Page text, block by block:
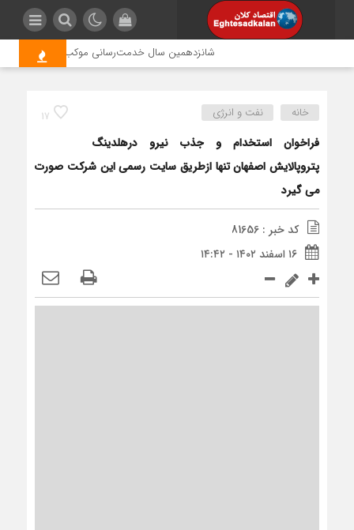
شانزدهمین سال خدمت‌رسانی موکب امام رضا (ع)
17 خانه نفت و انرژی
فراخوان استخدام و جذب نیرو درهلدینگ
پتروپالایش اصفهان تنها ازطریق سایت رسمی این شرکت صورت
می گیرد
کد خبر : 81656
۱۶ اسفند ۱۴۰۲ - ۱۴:۴۲